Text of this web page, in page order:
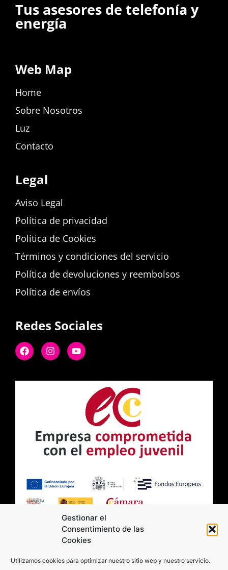
Gestionar el
Consentimiento de las
Cookies
Utilizamos cookies para optimizar nuestro sitio web y nuestro servicio.
Tus asesores de telefonía y
energía
Web Map
Home
Sobre Nosotros
Luz
Contacto
Legal
Aviso Legal
Política de privacidad
Política de Cookies
Términos y condiciones del servicio
Política de devoluciones y reembolsos
Política de envíos
Redes Sociales
2026 Moviltick technologies. Todos los